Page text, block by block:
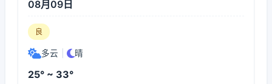
08月09日
良
多云 晴
25° ~ 33°